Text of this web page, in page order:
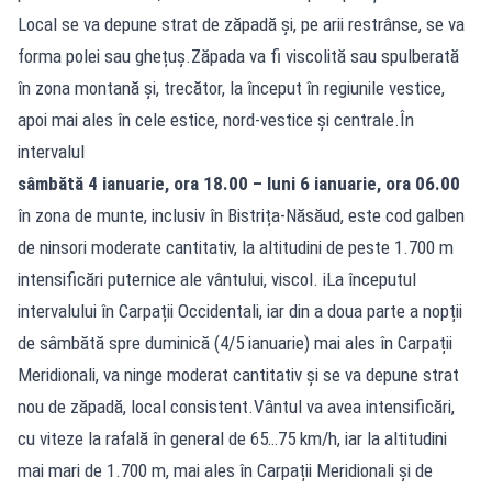
Local se va depune strat de zăpadă și, pe arii restrânse, se va
forma polei sau ghețuș.Zăpada va fi viscolită sau spulberată
în zona montană și, trecător, la început în regiunile vestice,
apoi mai ales în cele estice, nord-vestice și centrale.În
intervalul
sâmbătă 4 ianuarie, ora 18.00 – luni 6 ianuarie, ora 06.00
în zona de munte, inclusiv în Bistrița-Năsăud, este cod galben
de ninsori moderate cantitativ, la altitudini de peste 1.700 m
intensificări puternice ale vântului, viscol. iLa începutul
intervalului în Carpații Occidentali, iar din a doua parte a nopții
de sâmbătă spre duminică (4/5 ianuarie) mai ales în Carpații
Meridionali, va ninge moderat cantitativ și se va depune strat
nou de zăpadă, local consistent.Vântul va avea intensificări,
cu viteze la rafală în general de 65…75 km/h, iar la altitudini
mai mari de 1.700 m, mai ales în Carpații Meridionali și de